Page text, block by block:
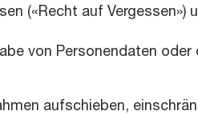
(«Recht auf Vergessen»)
von Personendaten oder
aufschieben,